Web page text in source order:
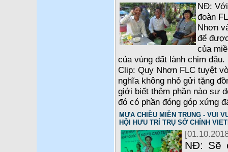
NĐ:
đoàn
Nhơn
để
của
của vùng đất lành chim
Clip: Quy Nhơn FLC tuyệt
nghĩa không nhỏ gửi tặng
giới biết thêm phần nào sự
đó có phần đóng góp xứng
MƯA CHIỀU MIỀN TRUNG - VUI
HỘI HƯU TRÍ TRỤ SỞ CHÍNH
NĐ: Sẽ